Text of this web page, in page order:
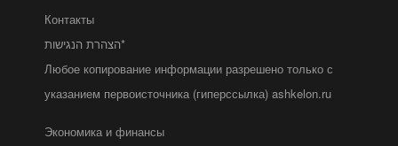
Контакты
הצהרת הנגישות*
Любое копирование информации разрешено только с
указанием первоисточника (гиперссылка) ashkelon.ru
Экономика и финансы